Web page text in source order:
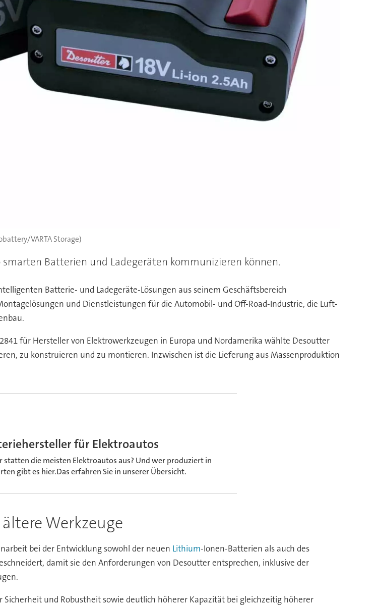
VARTA Storage)
Batterien und Ladegeräten kommunizieren können.
Batterie- und Ladegeräte-Lösungen aus seinem Geschäftsbereich
und Dienstleistungen für die Automobil- und Off-Road-Industrie, die Luft-
für Hersteller von Elektrowerkzeugen in Europa und Nordamerika wählte Desoutter
zu konstruieren und zu montieren. Inzwischen ist die Lieferung aus Massenproduktion
für Elektroautos
statten die meisten Elektroautos aus? Und wer produziert in
gibt es hier.Das erfahren Sie in unserer Übersicht.
Werkzeuge
bei der Entwicklung sowohl der neuen Lithium-Ionen-Batterien als auch des
damit sie den Anforderungen von Desoutter entsprechen, inklusive der
und Robustheit sowie deutlich höherer Kapazität bei gleichzeitig höherer